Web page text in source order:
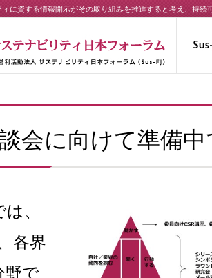
に資する情報開示がその取り組みを推進すると考え、持続
会に向けて準備
、
各界
野で